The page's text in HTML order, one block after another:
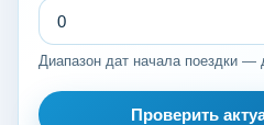
Диапазон дат начала поездки —
Проверить